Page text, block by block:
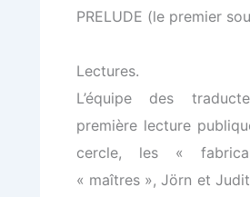
PRELUDE (le premier
Lectures.
L’équipe des
première lecture
cercle, les «
« maîtres », Jörn et